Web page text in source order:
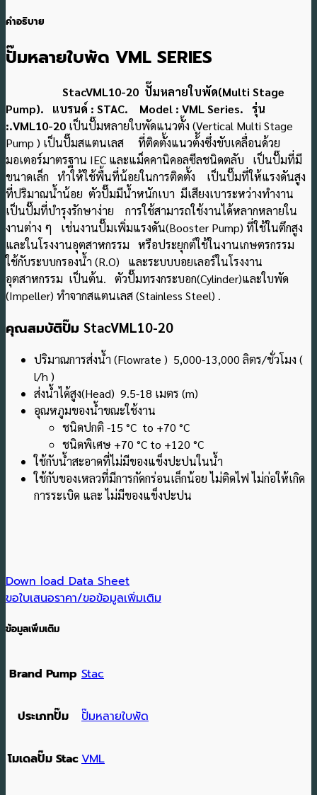
คำอธิบาย
ปั๊มหลายใบพัด VML SERIES
StacVML10-20 ปั๊มหลายใบพัด(Multi Stage
Pump). แบรนด์ : STAC. Model : VML Series. รุ่น
:.VML10-20 เป็นปั๊มหลายใบพัดแนวตั้ง (Vertical Multi Stage
Pump ) เป็นปั๊มสแตนเลส ที่ติดตั้งแนวต้ังซึ่งขับเคลื่อนด้วย
มอเตอร์มาตรฐาน IEC และแม็คคานิคอลซีลชนิดตลับ เป็นปั๊มที่มี
ขนาดเล็ก ทำให้ใช้พื้นที่น้อยในการติดตั้ง เป็นปั๊มที่ให้แรงดันสูง
ที่ปริมาณน้ําน้อย ตัวปั๊มมีน้ําหนักเบา มีเสียงเบาระหว่างทำงาน
เป็นปั๊มที่บํารุงรักษาง่าย การใช้สามารถใช้งานได้หลากหลายใน
งานต่าง ๆ เช่นงานปั๊มเพิ่มแรงดัน(Booster Pump) ที่ใช้ในตึกสูง
และในโรงงานอุตสาหกรรม หรือประยุกต์ใช้ในงานเกษตรกรรม
ใช้กับระบบกรองน้ํา (R.O) และระบบบอยเลอร์ในโรงงาน
อุตสาหกรรม เป็นต้น.
ตัวปั๊มทรงกระบอก(Cylinder)และใบพัด
(Impeller) ทำจากสแตนเลส (Stainless Steel) .
คุณสมบัติปั๊ม StacVML10-20
ปริมาณการส่งน้ำ (Flowrate ) 5,000-13,000 ลิตร/ชั่วโมง (
l/h )
ส่งน้ำได้สูง(Head) 9.5-18 เมตร (m)
อุณหภูมของน้ำขณะใช้งาน
ชนิดปกติ -15 °C to +70 °C
ชนิดพิเศษ +70 °C to +120 °C
ใช้กับน้ำสะอาดที่ไม่มีของแข็งปะปนในน้ำ
ใช้กับของเหลวที่มีการกัดกร่อนเล็กน้อย ไม่ติดไฟ ไม่ก่อให้เกิด
การระเบิด และ ไม่มีของแข็งปะปน
Down load Data Sheet
ขอใบเสนอราคา/ขอข้อมูลเพิ่มเติม
ข้อมูลเพิ่มเติม
Brand Pump Stac
ประเภทปั๊ม ปั๊มหลายใบพัด
โมเดลปั๊ม StacVML